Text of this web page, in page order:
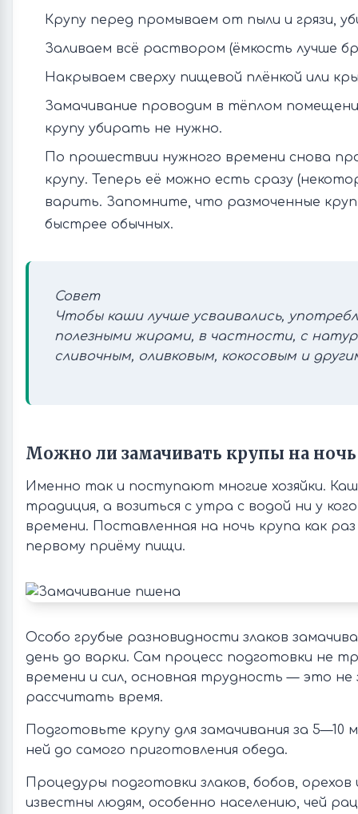
Крупу перед промываем от пыли и грязи,
Заливаем всё раствором (ёмкость лучше
Накрываем сверху пищевой плёнкой или
Замачивание проводим в тёплом
крупу убирать не нужно.
По прошествии нужного времени снова
крупу. Теперь её можно есть сразу
варить. Запомните, что размоченные
быстрее обычных.
Совет
Чтобы каши лучше усваивались,
полезными жирами, в частности, с
сливочным, оливковым, кокосовым и
Можно ли замачивать крупы на ночь
Именно так и поступают многие хозяйки.
традиция, а возиться с утра с водой ни у
времени. Поставленная на ночь крупа как
первому приёму пищи.
Особо грубые разновидности злаков
день до варки. Сам процесс подготовки не
времени и сил, основная трудность — это
рассчитать время.
Подготовьте крупу для замачивания за 5—10
ней до самого приготовления обеда.
Процедуры подготовки злаков, бобов, орехов
известны людям, особенно населению, чей